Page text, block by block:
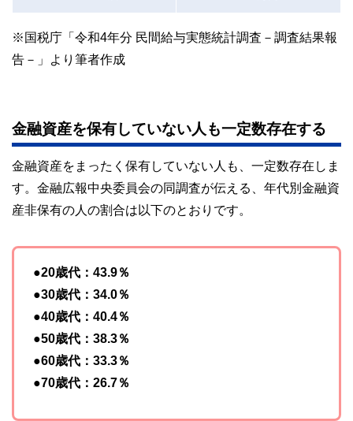
※国税庁「令和4年分 民間給与実態統計調査－調査結果報
告－」より筆者作成
金融資産を保有していない人も一定数存在する
金融資産をまったく保有していない人も、一定数存在しま
す。金融広報中央委員会の同調査が伝える、年代別金融資
産非保有の人の割合は以下のとおりです。
●20歳代：43.9％
●30歳代：34.0％
●40歳代：40.4％
●50歳代：38.3％
●60歳代：33.3％
●70歳代：26.7％